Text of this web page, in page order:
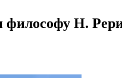
философу Н.